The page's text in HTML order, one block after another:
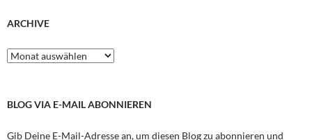
ARCHIVE
Archive
BLOG VIA E-MAIL ABONNIEREN
Gib Deine E-Mail-Adresse an, um diesen Blog zu abonnieren und